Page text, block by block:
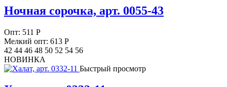
Ночная сорочка, арт. 0055-43
Опт: 511 Р
Мелкий опт: 613 Р
42 44 46 48 50 52 54 56
НОВИНКА
Быстрый просмотр